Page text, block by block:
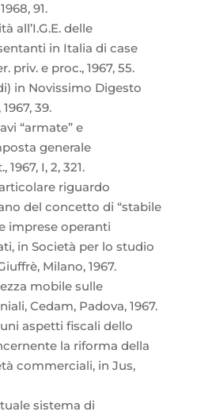
91.
all’I.G.E. delle
in Italia di case
priv. e proc., 1967, 55.
in Novissimo Digesto
39.
“armate” e
generale
1967, I, 2, 321.
riguardo
del concetto di “stabile
imprese operanti
in Società per lo studio
Milano, 1967.
mobile sulle
Cedam, Padova, 1967.
aspetti fiscali dello
la riforma della
commerciali, in Jus,
sistema di